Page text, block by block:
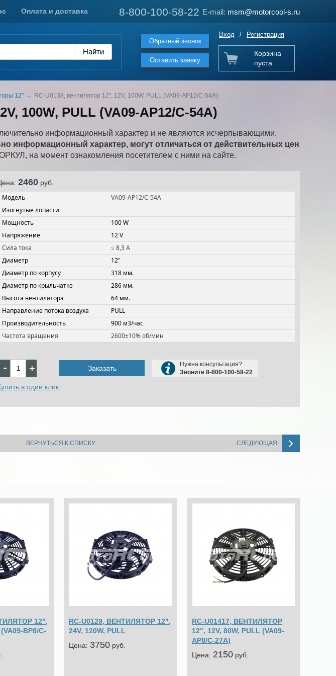
8-800-100-58-22 E-mail: msm@motorcool-s.ru
Обратный звонок
Оставить заявку
8-800-100-58-22 E-mail: msm@motorcool-s.ru
Оплата и доставка
Вход / Регистрация
Корзина
пуста
12" RC-U0138, вентилятор 12", 12V, 100W, PULL (VA09-AP12/C-54A)
100W, PULL (VA09-AP12/C-54A)
информационный характер и не являются исчерпывающими.
информационный характер, могут отличаться от действительных цен
на момент ознакомления посетителем с ними на сайте.
2460 pуб.
Модель
VA09-AP12/C-54A
Изогнутые лопасти
Мощность
100 W
Напряжение
12 V
Сила тока
≤ 8,3 A
Диаметр
12"
Диаметр по корпусу
318 мм.
Диаметр по крыльчатке
286 мм.
Высота вентилятора
64 мм.
Направление потока воздуха
PULL
Производительность
900 м3/час
Частота вращения
2600±10% об/мин
Заказать
Нужна консультация?
Звоните 8-800-100-58-22
в один клик
ВЕРНУТЬСЯ К СПИСКУ СЛЕДУЮЩАЯ
12",
BP8/C-
RC-U0129, ВЕНТИЛЯТОР 12",
24V, 120W, PULL
Цена: 3750 pуб.
RC-U01417, ВЕНТИЛЯТОР
12", 12V, 80W, PULL (VA09-
AP8/C-27A)
Цена: 2150 pуб.